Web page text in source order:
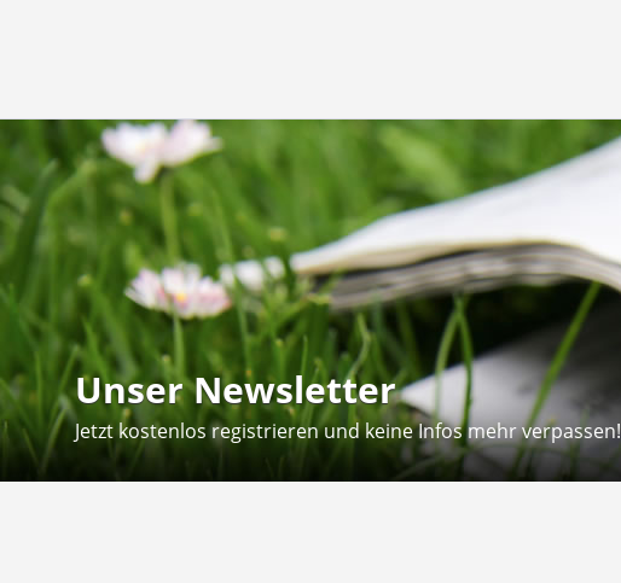
Unser Newsletter
Jetzt kostenlos registrieren und keine Infos mehr verpassen!